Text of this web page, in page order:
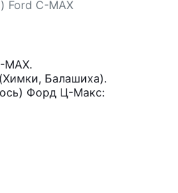
Ford C-MAX
Балашиха).
ось) Форд Ц-Макс: